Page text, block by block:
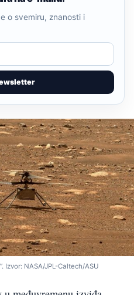
o svemiru, znanosti i
Izvor: NASA/JPL-Caltech/ASU